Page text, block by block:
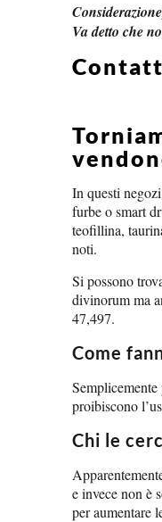
Va detto che
In questi
furbe o smart
teofillina,
noti.
Si possono
divinorum ma
47,497.
Come
proibiscono
Chi le
e invece non è
per aumentare